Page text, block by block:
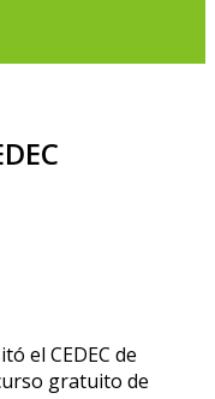
el CEDEC de
gratuito de